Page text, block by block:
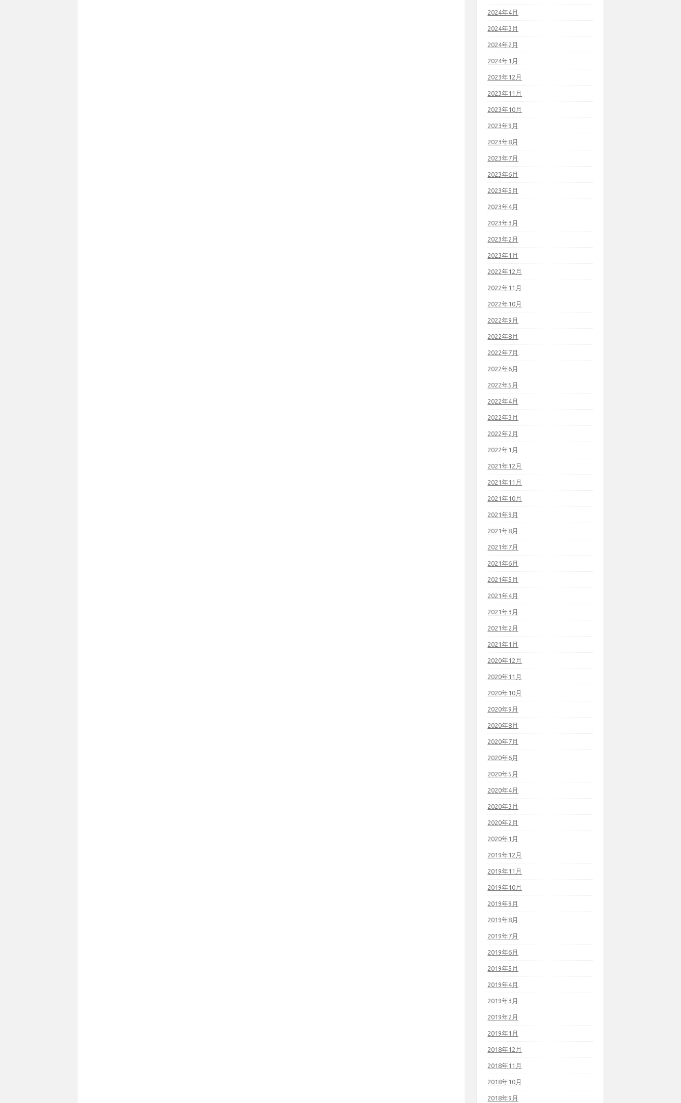
2024年4月
2024年3月
2024年2月
2024年1月
2023年12月
2023年11月
2023年10月
2023年9月
2023年8月
2023年7月
2023年6月
2023年5月
2023年4月
2023年3月
2023年2月
2023年1月
2022年12月
2022年11月
2022年10月
2022年9月
2022年8月
2022年7月
2022年6月
2022年5月
2022年4月
2022年3月
2022年2月
2022年1月
2021年12月
2021年11月
2021年10月
2021年9月
2021年8月
2021年7月
2021年6月
2021年5月
2021年4月
2021年3月
2021年2月
2021年1月
2020年12月
2020年11月
2020年10月
2020年9月
2020年8月
2020年7月
2020年6月
2020年5月
2020年4月
2020年3月
2020年2月
2020年1月
2019年12月
2019年11月
2019年10月
2019年9月
2019年8月
2019年7月
2019年6月
2019年5月
2019年4月
2019年3月
2019年2月
2019年1月
2018年12月
2018年11月
2018年10月
2018年9月